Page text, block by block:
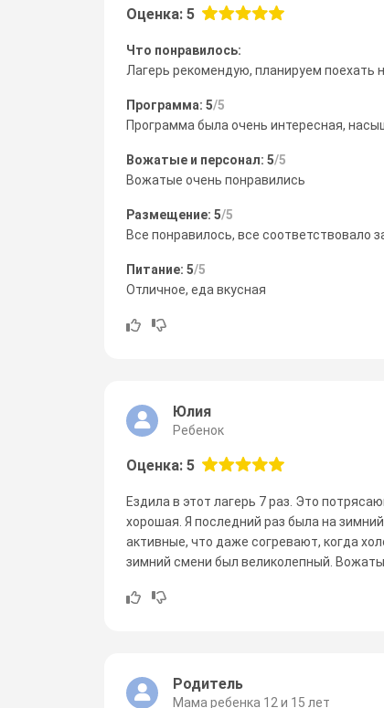
Оценка: 5
Что понравилось:
Лагерь рекомендую, планируем поехать
Программа: 5/5
Программа была очень интересная,
Вожатые и персонал: 5/5
Вожатые очень понравились
Размещение: 5/5
Все понравилось, все соответствовало
Питание: 5/5
Отличное, еда вкусная
Юлия
Ребенок
Оценка: 5
Ездила в этот лагерь 7 раз. Это
хорошая. Я последний раз была на
активные, что даже согревают, когда
зимний смени был великолепный.
Родитель
Мама ребенка 12 и 15 лет